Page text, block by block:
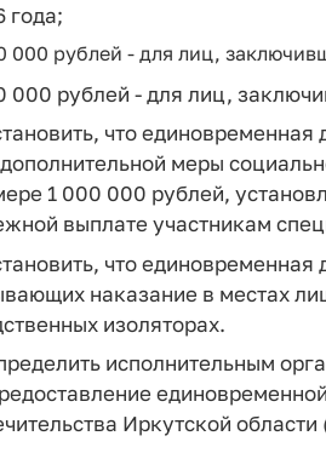
года;
000 рублей - для лиц,
000 рублей - для лиц,
что
меры
1 000 000 рублей,
выплате участникам
что
наказание в местах
изоляторах.
исполнительным
Иркутской